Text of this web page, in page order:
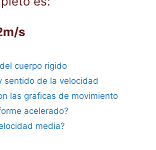
s
cuerpo rigido
sentido de la velocidad
las graficas de movimiento
acelerado?
media?